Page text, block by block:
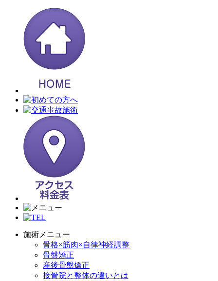
施術メニュー
骨格×筋肉×自律神経調整
骨盤矯正
産後骨盤矯正
接骨院と整体の違いとは